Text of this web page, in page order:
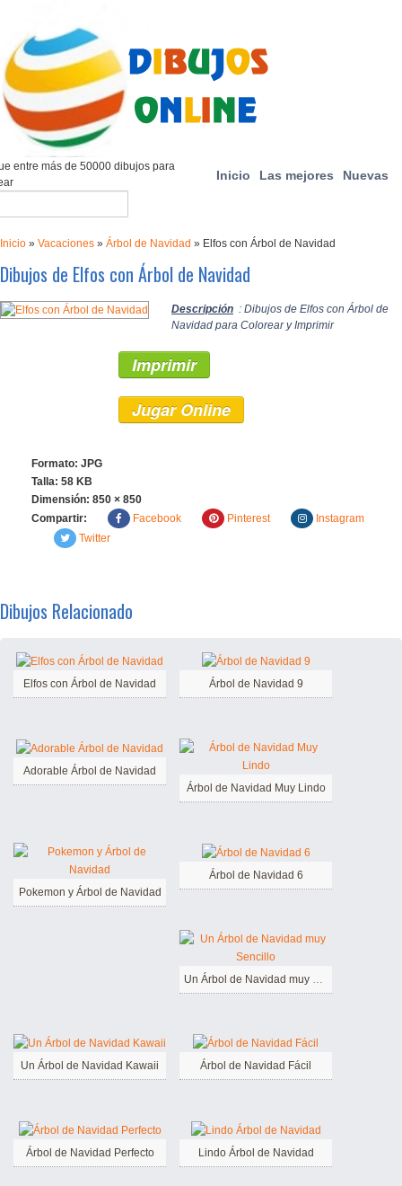
Inicio Las mejores Nuevas
entre más de 50000 dibujos para
Inicio » Vacaciones » Árbol de Navidad » Elfos con Árbol de Navidad
Dibujos de Elfos con Árbol de Navidad
Descripción : Dibujos de Elfos con Árbol de
Navidad para Colorear y Imprimir
Imprimir
Jugar Online
Formato: JPG
Talla: 58 KB
Dimensión: 850 × 850
Compartir:
Facebook Pinterest
Instagram
Twitter
Dibujos Relacionado
Elfos con Árbol de Navidad Árbol de Navidad 9
Adorable Árbol de Navidad
Árbol de Navidad Muy Lindo
Pokemon y Árbol de Navidad
Árbol de Navidad 6
Un Árbol de Navidad Kawaii Árbol de Navidad Fácil
Árbol de Navidad Perfecto Lindo Árbol de Navidad